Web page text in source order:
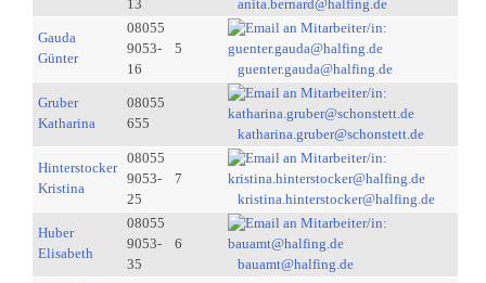
13
anita.bernard@halfing.de
Gauda
Günter
08055
9053-
16
5
guenter.gauda@halfing.de
Gruber
Katharina
08055
655
katharina.gruber@schonstett.de
Hinterstocker
Kristina
08055
9053-
25
7
kristina.hinterstocker@halfing.de
Huber
Elisabeth
08055
9053-
35
6
bauamt@halfing.de